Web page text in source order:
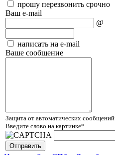
прошу перезвонить срочно
Ваш e-mail
@
написать на e-mail
Ваше сообщение
Защита от автоматических сообщений
Введите слово на картинке*